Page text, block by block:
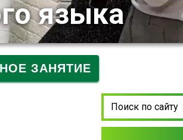
языка
ЗАНЯТИЕ